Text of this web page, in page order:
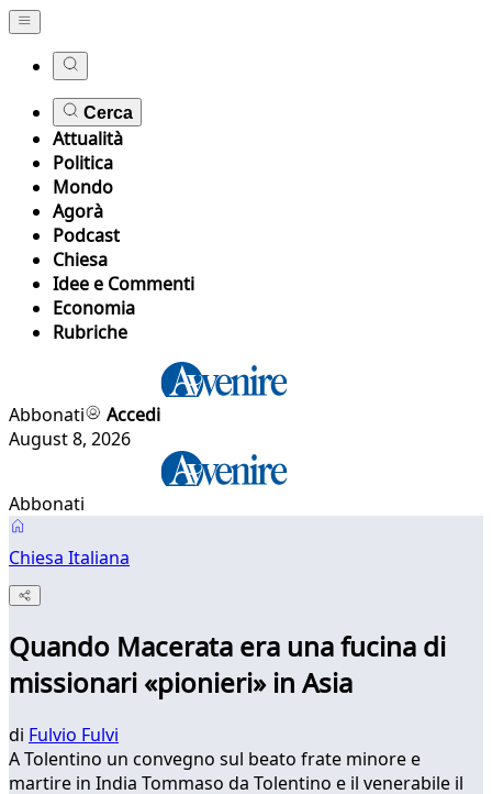
Cerca
Attualità
Politica
Mondo
Agorà
Podcast
Chiesa
Idee e Commenti
Economia
Rubriche
Abbonati
Accedi
August 8, 2026
Abbonati
Chiesa Italiana
Quando Macerata era una fucina di
missionari «pionieri» in Asia
di Fulvio Fulvi
A Tolentino un convegno sul beato frate minore e
martire in India Tommaso da Tolentino e il venerabile il